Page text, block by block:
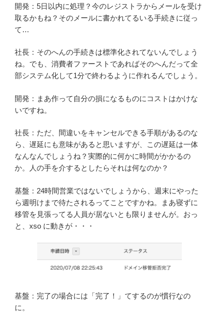
開発：5日以内に処理？今のレジストラからメールを受け
取るかもね？そのメールに書かれてるいる手続きに従っ
て…
社長：そのへんの手続きは標準化されてないんでしょう
ね。でも、消費者ファーストであればそのへんだって全
部システム化して1分で終わるように作れるんでしょう。
開発：まあ作って自分の損になるものにコストはかけな
いですね。
社長：ただ、間違いをキャンセルできる手順があるのな
ら、遅延にも意味があると思いますが、この遅延は一体
なんなんでしょうね？実際的に何かに時間がかかるの
か。人の手を介するとしたらそれは何なのか？
基盤：24時間営業ではないでしょうから、週末にやった
ら週明けまで待たされるってことですかね。まあ寝ずに
移管を見張ってる人員が居ないとも限りませんが。おっ
と、xso に動きが・・・
基盤：完了の場合には「完了！」てするのが慣行なの
に。